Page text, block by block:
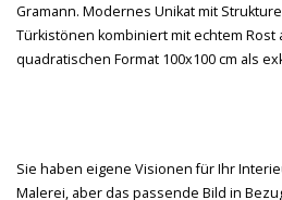
Sie haben eigene Visionen für Ihr
Malerei, aber das passende Bild in